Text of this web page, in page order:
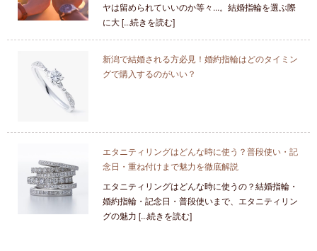
ヤは留められていいのか等々...。結婚指輪を選ぶ際
に大 [...続きを読む]
新潟で結婚される方必見！婚約指輪はどのタイミン
グで購入するのがいい？
エタニティリングはどんな時に使う？普段使い・記
念日・重ね付けまで魅力を徹底解説
エタニティリングはどんな時に使うの？結婚指輪・
婚約指輪・記念日・普段使いまで、エタニティリン
グの魅力 [...続きを読む]